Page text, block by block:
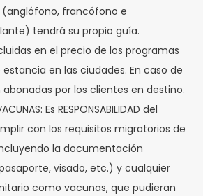
francófono e
tendrá su propio guía.
en el precio de los programas
en las ciudades. En caso de
abonadas por los clientes en destino.
Es RESPONSABILIDAD del
con los requisitos migratorios de
la documentación
visado, etc.) y cualquier
como vacunas, que pudieran